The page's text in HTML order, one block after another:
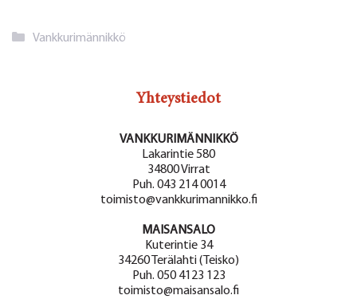
Kategoriat
Vankkurimännikkö
Yhteystiedot
VANKKURIMÄNNIKKÖ
Lakarintie 580
34800 Virrat
Puh. 043 214 0014
toimisto@vankkurimannikko.fi
MAISANSALO
Kuterintie 34
34260 Terälahti (Teisko)
Puh. 050 4123 123
toimisto@maisansalo.fi